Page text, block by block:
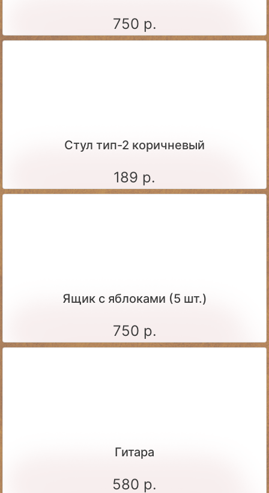
750 р.
Стул тип-2 коричневый
189 р.
Ящик c яблоками (5 шт.)
750 р.
Гитара
580 р.